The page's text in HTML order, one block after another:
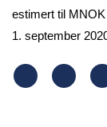
estimert til
1. september